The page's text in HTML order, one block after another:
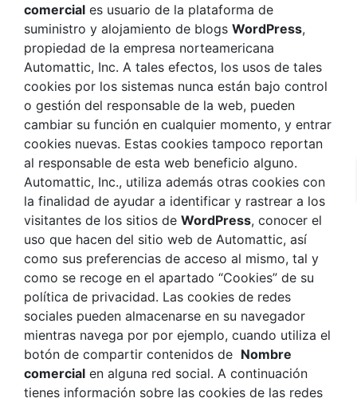
comercial es usuario de la plataforma de
suministro y alojamiento de blogs WordPress,
propiedad de la empresa norteamericana
Automattic, Inc. A tales efectos, los usos de tales
cookies por los sistemas nunca están bajo control
o gestión del responsable de la web, pueden
cambiar su función en cualquier momento, y entrar
cookies nuevas. Estas cookies tampoco reportan
al responsable de esta web beneficio alguno.
Automattic, Inc., utiliza además otras cookies con
la finalidad de ayudar a identificar y rastrear a los
visitantes de los sitios de WordPress, conocer el
uso que hacen del sitio web de Automattic, así
como sus preferencias de acceso al mismo, tal y
como se recoge en el apartado “Cookies” de su
política de privacidad. Las cookies de redes
sociales pueden almacenarse en su navegador
mientras navega por por ejemplo, cuando utiliza el
botón de compartir contenidos de Nombre
comercial en alguna red social. A continuación
tienes información sobre las cookies de las redes